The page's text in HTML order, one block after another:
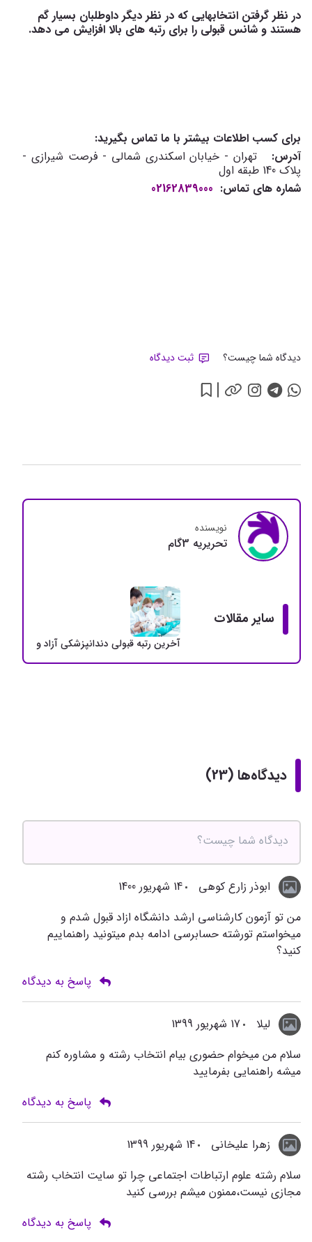
در نظر گرفتن انتخابهایی که در نظر دیگر داوطلبان بسیار گم
هستند و شانس قبولی را برای رتبه های بالا افزایش می دهد.
برای کسب اطلاعات بیشتر با ما تماس بگیرید:
آدرس:
تهران - خیابان اسکندری شمالی - فرصت شیرازی -
پلاک 140 طبقه اول
شماره های تماس: 02162839000
دیدگاه شما چیست؟ ثبت دیدگاه
نویسنده
تحريريه 3گام
سایر مقالات
آخرین رتبه قبولی دندانپزشکی آزاد و دولتی +
دیدگاه‌ها (23)
ابوذر زارع کوهی
14 شهریور 1400
من تو آزمون کارشناسی ارشد دانشگاه ازاد قبول شدم و
میخواستم تورشته حسابرسی ادامه بدم میتونید راهنماییم
کنید؟
پاسخ به دیدگاه
لیلا
17 شهریور 1399
سلام من میخوام حضوری بیام انتخاب رشته و مشاوره کنم
میشه راهنمایی بفرمایید
پاسخ به دیدگاه
زهرا علیخانی
14 شهریور 1399
سلام رشته علوم ارتباطات اجتماعی چرا تو سایت انتخاب رشته
مجازی نیست،ممنون میشم بررسی کنید
پاسخ به دیدگاه